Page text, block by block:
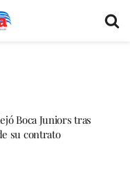
Boca Juniors tras
su contrato